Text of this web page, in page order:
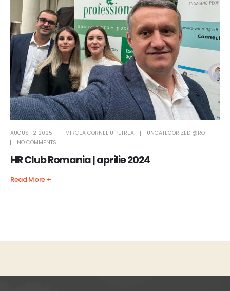
AUGUST 2 2025 MIRCEA CORNELIU PETREA
UNCATEGORIZED @RO
NO COMMENTS
HR Club Romania | aprilie 2024
Read More +